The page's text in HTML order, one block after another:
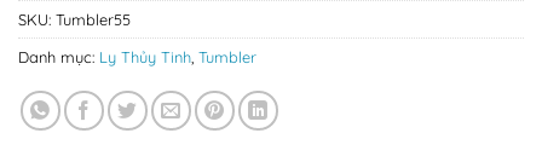
SKU: Tumbler55
Danh mục: Ly Thủy Tinh, Tumbler